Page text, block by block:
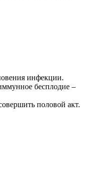
инфекции.
бесплодие –
половой акт.